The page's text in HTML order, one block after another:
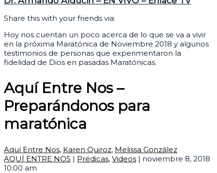
Share this with your friends via:
Hoy nos cuentan un poco acerca de lo que se va a vivir
en la próxima Maratónica de Noviembre 2018 y algunos
testimonios de personas que experimentaron la
fidelidad de Dios en pasadas Maratónicas.
Aquí Entre Nos –
Preparándonos para
maratónica
Aquí Entre Nos, Karen Quiroz, Melissa González
AQUÍ ENTRE NOS | Prédicas, Videos | noviembre 8, 2018
10:00 am